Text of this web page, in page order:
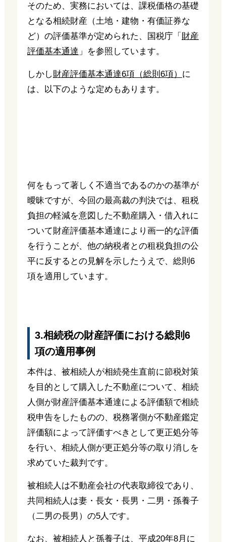
そのため、実務においては、課税価格の基礎
となる相続財産（土地・建物・有価証券な
ど）の評価基準が定められた、国税庁「 財産
評価基本通達 」を参照しています。
しかし財産評価基本通達6項（総則6項） に
は、以下のような定めもあります。
何をもって著しく不適当であるのかの基準が
曖昧ですが、今回の最高裁の判決では、租税
負担の軽減を意図した不動産購入・借入れに
ついて財産評価基本通達により画一的な評価
を行うことが、他の納税者との租税負担の公
平に反するとの見解を示したうえで、総則6
項を適用しています。
3.相続税の財産評価における総則6
項の適用事例
本件は、被相続人が相続発生直前に節税対策
を目的として購入した不動産について、相続
人側が財産評価基本通達による評価額で相続
税申告をしたものの、税務署側が不動産鑑定
評価額によって評価すべきとして更正処分等
を行い、相続人側が更正処分等の取り消しを
求めていた裁判です。
被相続人は不動産会社の代表取締役であり、
共同相続人は妻・長女・長男・二男・孫養子
（二男の長男）の5人です。
なお、被相続人と孫養子は、平成20年8月に